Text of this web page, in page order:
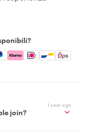
Apple Pay, Google
1 year ago
join?